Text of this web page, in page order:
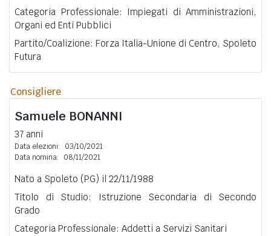
Categoria Professionale: Impiegati di Amministrazioni,
Organi ed Enti Pubblici
Partito/Coalizione: Forza Italia-Unione di Centro, Spoleto
Futura
Consigliere
Samuele BONANNI
37 anni
Data elezioni:
03/10/2021
Data nomina:
08/11/2021
Nato a Spoleto (PG) il 22/11/1988
Titolo di Studio: Istruzione Secondaria di Secondo
Grado
Categoria Professionale: Addetti a Servizi Sanitari